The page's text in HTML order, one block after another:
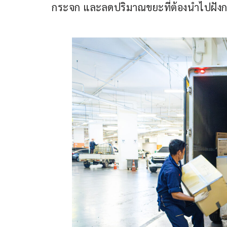
กระจก และลดปริมาณขยะที่ต้องนำไปฝัง